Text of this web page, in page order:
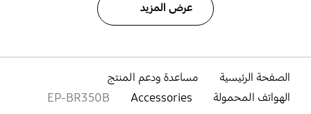
عرض المزيد
الصفحة الرئيسية
مساعدة ودعم المنتج
الهواتف المحمولة
Accessories
EP-BR350B